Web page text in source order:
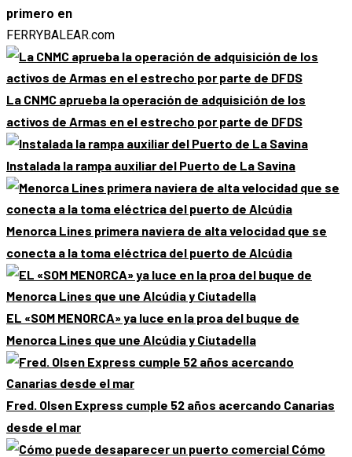
primero en
FERRYBALEAR.com
La CNMC aprueba la operación de adquisición de los
activos de Armas en el estrecho por parte de DFDS
Instalada la rampa auxiliar del Puerto de La Savina
Menorca Lines primera naviera de alta velocidad que se
conecta a la toma eléctrica del puerto de Alcúdia
EL «SOM MENORCA» ya luce en la proa del buque de
Menorca Lines que une Alcúdia y Ciutadella
Fred. Olsen Express cumple 52 años acercando Canarias
desde el mar
Cómo